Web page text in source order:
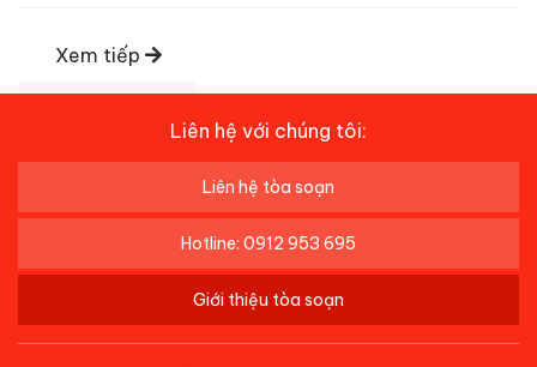
Xem tiếp
Liên hệ với chúng tôi:
Liên hệ tòa soạn
Hotline: 0912 953 695
Giới thiệu tòa soạn